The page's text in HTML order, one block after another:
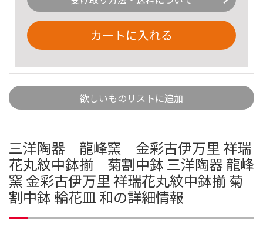
カートに入れる
欲しいものリストに追加
三洋陶器 龍峰窯 金彩古伊万里 祥瑞
花丸紋中鉢揃 菊割中鉢 三洋陶器 龍峰
窯 金彩古伊万里 祥瑞花丸紋中鉢揃 菊
割中鉢 輪花皿 和の詳細情報